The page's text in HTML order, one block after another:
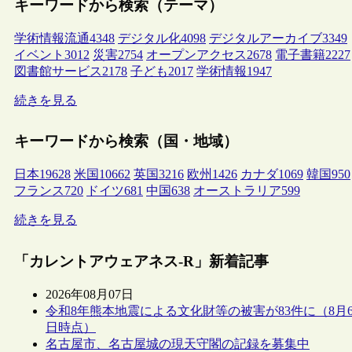
キーワードから検索（テーマ）
学術情報流通4348 デジタル化4098 デジタルアーカイブ3349
イベント 3012 災害2754 オープンアクセス2678 電子書籍2227
図書館サービス2178 子ども2017 学術情報1947
続きを見る
キーワードから検索（国・地域）
日本19628 米国 10662 英国3216 欧州 1426 カナダ1069 韓国950
フランス720 ドイツ681 中国638 オーストラリア599
続きを見る
「カレントアウェアネス-R」新着記事
2026年08月07日
令和8年熊本地震による文化財等の被害が83件に（8月
日時点）
名古屋市、名古屋城の現天守閣の記録を募集中